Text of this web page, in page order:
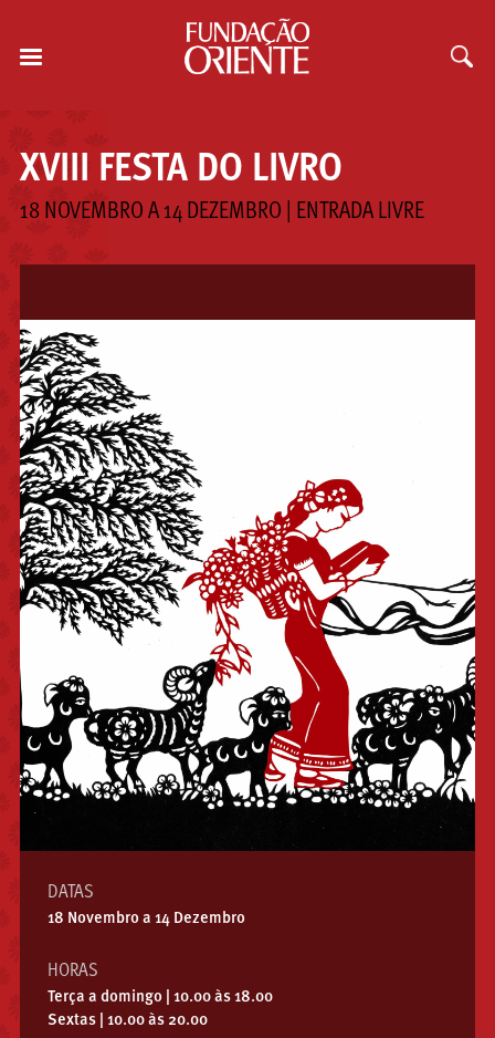
XVIII FESTA DO LIVRO
18 NOVEMBRO A 14 DEZEMBRO | ENTRADA LIVRE
DATAS
18 Novembro a 14 Dezembro
HORAS
Terça a domingo | 10.00 às 18.00
Sextas | 10.00 às 20.00